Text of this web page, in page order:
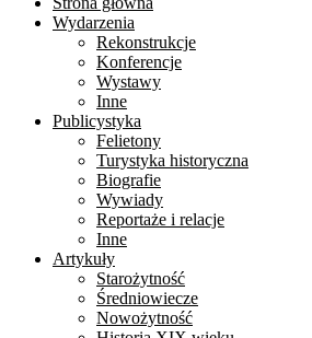
Wydarzenia
Rekonstrukcje
Konferencje
Wystawy
Inne
Publicystyka
Felietony
Turystyka historyczna
Biografie
Wywiady
Reportaże i relacje
Inne
Artykuły
Starożytność
Średniowiecze
Nowożytność